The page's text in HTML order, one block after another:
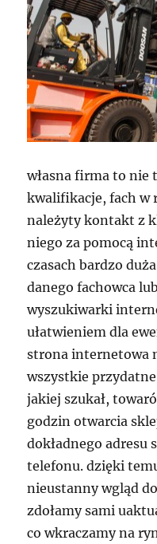
własna firma to nie
kwalifikacje, fach w
należyty kontakt z
niego za pomocą
czasach bardzo
danego fachowca
wyszukiwarki
ułatwieniem dla
strona internetowa
wszystkie
jakiej szukał,
godzin otwarcia
dokładnego
telefonu. dzięki
nieustanny wgląd
zdołamy sami
co wkraczamy na